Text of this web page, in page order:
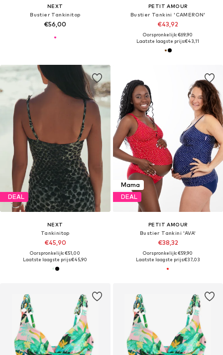
NEXT
Bustier Tankinitop
€56,00
PETIT AMOUR
Bustier Tankini 'CAMERON'
€43,92
Oorspronkelijk: €69,90
Laatste laagste prijs:€43,11
DEAL
NEXT
Tankinitop
€45,90
Oorspronkelijk: €51,00
Laatste laagste prijs:€45,90
Mama
DEAL
PETIT AMOUR
Bustier Tankini 'AVA'
€38,32
Oorspronkelijk: €59,90
Laatste laagste prijs:€37,03